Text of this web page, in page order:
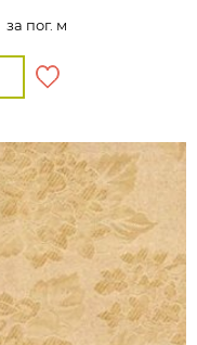
за пог. м